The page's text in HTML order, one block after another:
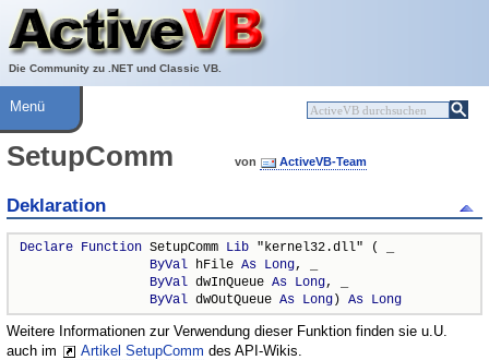
Die Community zu .NET und Classic VB.
Über ActiveVB
Hilfe
Menü
SetupComm von ActiveVB-Team
Deklaration
Declare Function SetupComm Lib "kernel32.dll" ( _
ByVal hFile As Long, _
ByVal dwInQueue As Long, _
ByVal dwOutQueue As Long) As Long
Weitere Informationen zur Verwendung dieser Funktion finden sie u.U.
auch im
Artikel SetupComm des API-Wikis.